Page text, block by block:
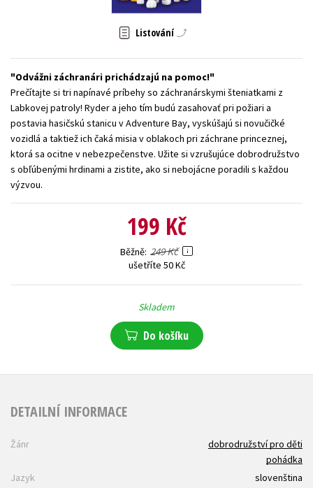
Listování
Odvážni záchranári prichádzajú na pomoc!
Prečítajte si tri napínavé príbehy so záchranárskymi šteniatkami z
Labkovej patroly! Ryder a jeho tím budú zasahovať pri požiari a
postavia hasičskú stanicu v Adventure Bay, vyskúšajú si novučičké
vozidlá a taktiež ich čaká misia v oblakoch pri záchrane princeznej,
ktorá sa ocitne v nebezpečenstve. Užite si vzrušujúce dobrodružstvo
s obľúbenými hrdinami a zistite, ako si nebojácne poradili s každou
výzvou.
199 Kč
Běžně 249 Kč
ušetříte 50 Kč
Skladem
Do košíku
DETAILNÍ INFORMACE
Žánr
dobrodružství pro děti
pohádka
Jazyk
slovenština